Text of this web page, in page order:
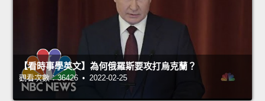
【看時事學英文】為何俄羅斯要攻打烏克蘭？
觀看次數：36426 • 2022-02-25